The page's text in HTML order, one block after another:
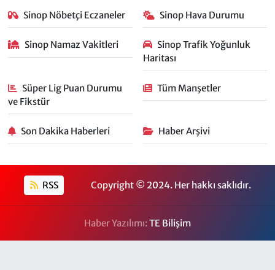
Sinop Nöbetçi Eczaneler Sinop Hava Durumu
Sinop Namaz Vakitleri
Sinop Trafik Yoğunluk
Haritası
Süper Lig Puan Durumu
ve Fikstür
Tüm Manşetler
Son Dakika Haberleri Haber Arşivi
RSS Copyright © 2024. Her hakkı saklıdır.
Haber Yazılımı:TE Bilişim